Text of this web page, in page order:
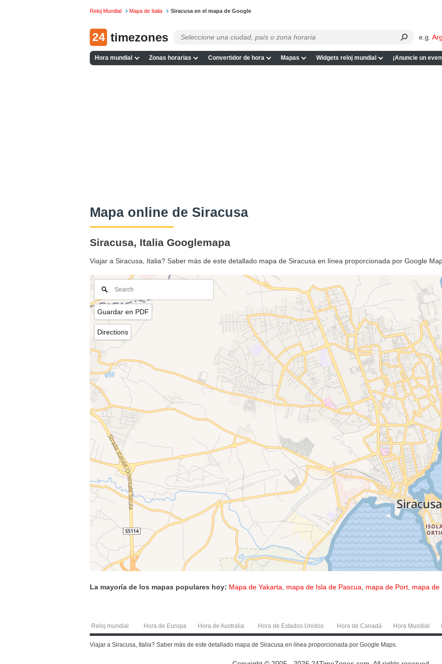
Reloj Mundial Mapa de Italia Siracusa en el mapa de Google
24 timezones e.g.
Hora mundial Zonas horarias Convertidor de hora Mapas Widgets reloj mundial ¡Anuncie un
Mapa online de Siracusa
Siracusa, Italia Googlemapa
Viajar a Siracusa, Italia? Saber más de este detallado mapa de Siracusa en línea proporcionada por Google
Guardar en PDF
Directions
La mayoría de los mapas populares hoy: Mapa de Yakarta mapa de Isla de Pascua mapa de Port mapa de
Reloj mundial Hora de Europa Hora de Australia Hora de Estados Unidos Hora de Canadá Hora Mundial
Viajar a Siracusa, Italia? Saber más de este detallado mapa de Siracusa en línea proporcionada por Google Maps.